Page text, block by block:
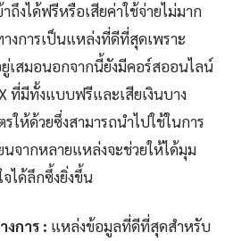
ถึงได้ฟรีหรือเสียค่าใช้จ่ายไม่มาก
างการเป็นแหล่งที่ดีที่สุดเพราะ
เสมอนอกจากนี้ยังมีคอร์สออนไลน์
ที่มีทั้งแบบฟรีและเสียเงินบาง
ให้ด้วยซึ่งสามารถนำไปใช้ในการ
นจากหลายแหล่งจะช่วยให้ได้มุม
ได้ลึกซึ้งยิ่งขึ้น
งการ : แหล่งข้อมูลที่ดีที่สุดสำหรับ